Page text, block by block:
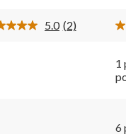
5.0 Lire
(2)
1
6